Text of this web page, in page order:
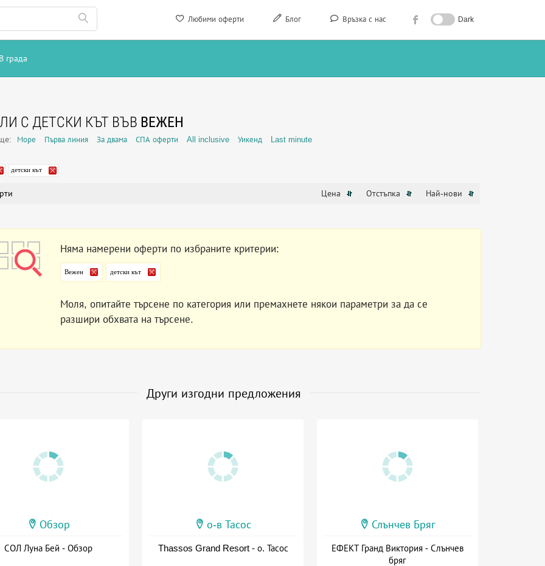
Любими оферти Блог Връзка с нас Dark
В града
С ДЕТСКИ КЪТ ВЪВ ВЕЖЕН
Море Първа линия За двама СПА оферти All inclusive Уикенд Last minute
детски кът
Цена Отстъпка Най-нови
Няма намерени оферти по избраните критерии:
Вежен детски кът
Моля, опитайте търсене по категория или премахнете някои параметри за да се
разшири обхвата на търсене.
Други изгодни предложения
Обзор
СОЛ Луна Бей - Обзор
о-в Тасос
Thassos Grand Resort - о. Тасос
Слънчев Бряг
ЕФЕКТ Гранд Виктория - Слънчев
бряг